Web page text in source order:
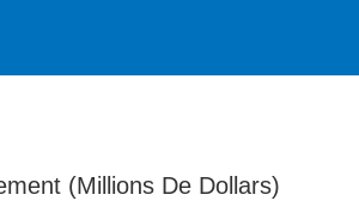
(Millions De Dollars)